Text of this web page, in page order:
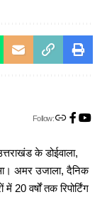
Follow:
के डोईवाला,
अमर उजाला, दैनिक
20 वर्षों तक रिपोर्टिंग